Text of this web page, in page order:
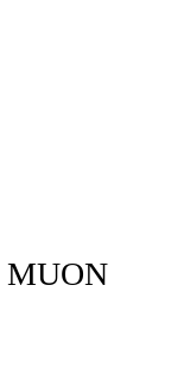
MUON